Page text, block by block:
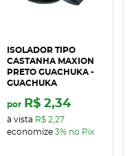
ISOLADOR TIPO
CASTANHA MAXION
PRETO GUACHUKA -
GUACHUKA
por R$ 2,34
à vista R$ 2,27
economize3% no Pix